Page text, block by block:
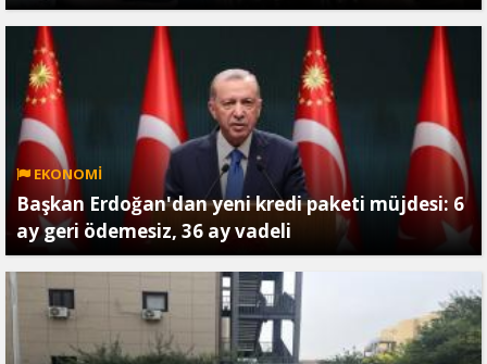
EKONOMİ
Başkan Erdoğan'dan yeni kredi paketi müjdesi: 6
ay geri ödemesiz, 36 ay vadeli